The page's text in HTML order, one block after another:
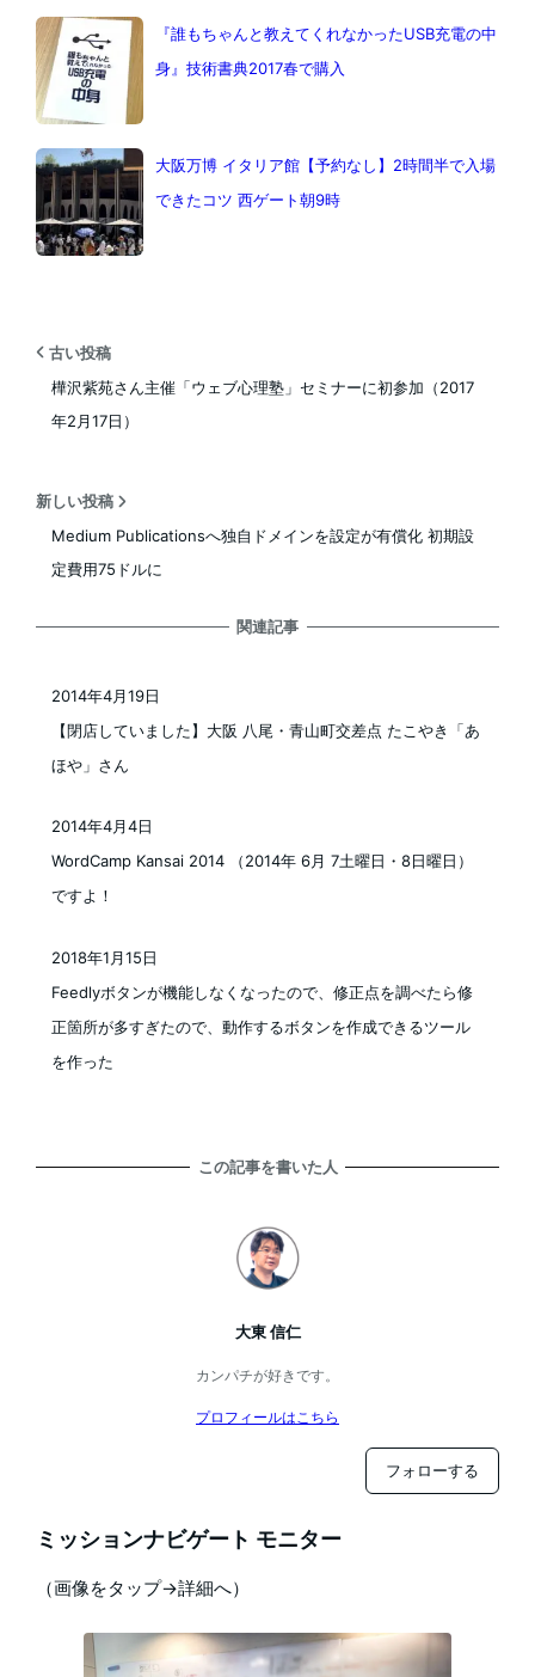
『誰もちゃんと教えてくれなかったUSB充電の中
身』技術書典2017春で購入
大阪万博 イタリア館【予約なし】2時間半で入場
できたコツ 西ゲート朝9時
古い投稿
樺沢紫苑さん主催「ウェブ心理塾」セミナーに初参加（2017
年2月17日）
新しい投稿
Medium Publicationsへ独自ドメインを設定が有償化 初期設
定費用75ドルに
関連記事
【閉店していました】大阪 八尾・青山町交差点 たこやき「あ
ほや」さん
2014年4月19日
WordCamp Kansai 2014 （2014年 6月 7土曜日・8日曜日）
ですよ！
2014年4月4日
Feedlyボタンが機能しなくなったので、修正点を調べたら修
正箇所が多すぎたので、動作するボタンを作成できるツール
を作った
2018年1月15日
この記事を書いた人
大東 信仁
カンパチが好きです。
プロフィールはこちら
フォローする
ミッションナビゲート モニター
（画像をタップ→詳細へ）